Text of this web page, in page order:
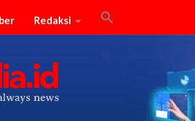
Redaksi